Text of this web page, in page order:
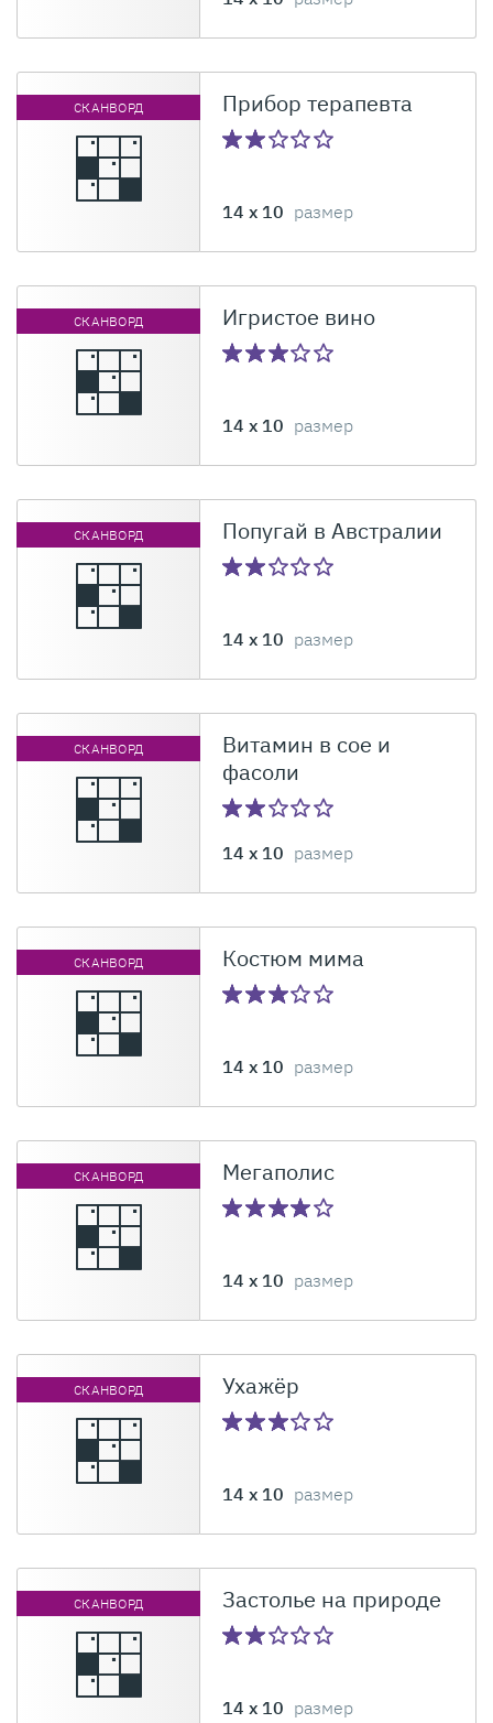
СКАНВОРД Прибор терапевта
14 x 10 размер
СКАНВОРД Игристое вино
14 x 10 размер
СКАНВОРД Попугай в Австралии
14 x 10 размер
СКАНВОРД
Витамин в сое и
фасоли
14 x 10 размер
СКАНВОРД Костюм мима
14 x 10 размер
СКАНВОРД Мегаполис
14 x 10 размер
СКАНВОРД Ухажёр
14 x 10 размер
СКАНВОРД Застолье на природе
14 x 10 размер